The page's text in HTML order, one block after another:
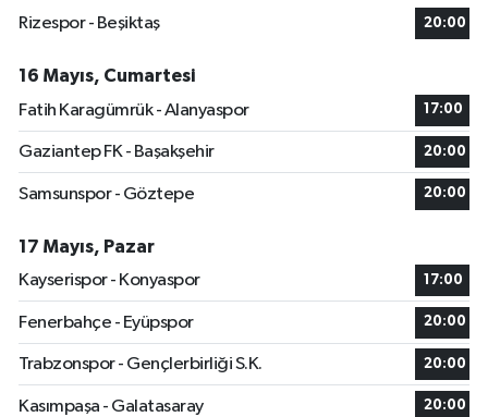
Rizespor - Beşiktaş
20:00
16 Mayıs, Cumartesi
Fatih Karagümrük - Alanyaspor
17:00
Gaziantep FK - Başakşehir 20:00
Samsunspor - Göztepe 20:00
17 Mayıs, Pazar
Kayserispor - Konyaspor
17:00
Fenerbahçe - Eyüpspor 20:00
Trabzonspor - Gençlerbirliği S.K. 20:00
Kasımpaşa - Galatasaray 20:00